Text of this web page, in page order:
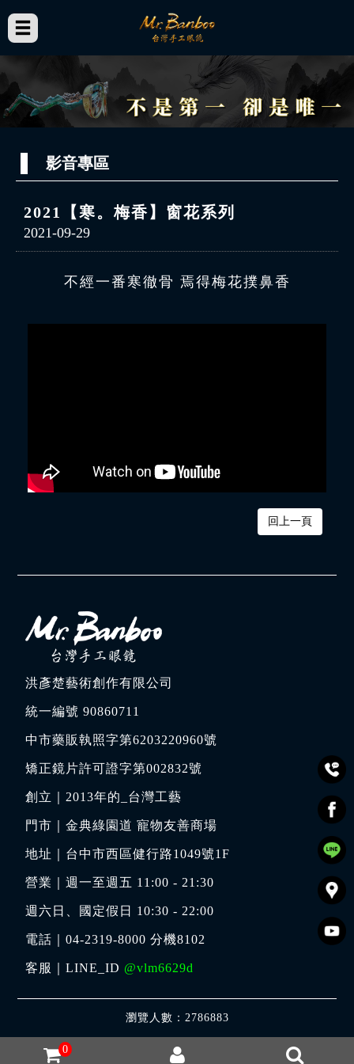
0
影音專區
2021【寒。梅香】窗花系列
2021-09-29
不經一番寒徹骨 焉得梅花撲鼻香
回上一頁
洪彥楚藝術創作有限公司
統一編號 90860711
中市藥販執照字第6203220960號
矯正鏡片許可證字第002832號
創立｜2013年的_台灣工藝
門市｜金典綠園道 寵物友善商場
地址｜ 台中市西區健行路1049號1F
營業｜週一至週五 11:00 - 21:30
週六日、國定假日 10:30 - 22:00
電話｜04-2319-8000 分機8102
客服｜LINE_ID @vlm6629d
瀏覽人數：2786883